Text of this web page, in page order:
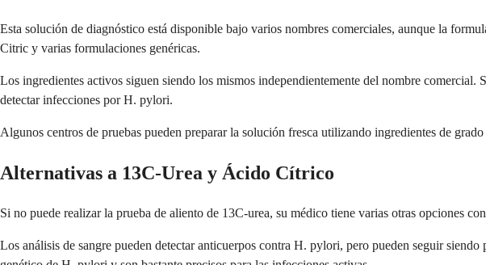
Esta solución de diagnóstico está disponible bajo varios nombres comerciales, aunque la
Citric y varias formulaciones genéricas.
Los ingredientes activos siguen siendo los mismos independientemente del nombre
detectar infecciones por H. pylori.
Algunos centros de pruebas pueden preparar la solución fresca utilizando ingredientes de
Alternativas a 13C-Urea y Ácido Cítrico
Si no puede realizar la prueba de aliento de 13C-urea, su médico tiene varias otras opciones
Los análisis de sangre pueden detectar anticuerpos contra H. pylori, pero pueden seguir